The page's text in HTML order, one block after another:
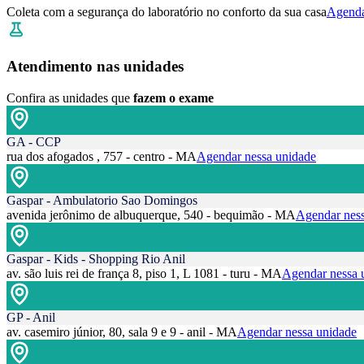
Coleta com a segurança do laboratório no conforto da sua casa
Atendimento nas unidades
Confira as unidades que fazem o exame
GA - CCP
rua dos afogados , 757 - centro - MAAgendar nessa unidade
Gaspar - Ambulatorio Sao Domingos
avenida jerônimo de albuquerque, 540 - bequimão - MAAgendar
Gaspar - Kids - Shopping Rio Anil
av. são luis rei de frança 8, piso 1, L 1081 - turu - MAAgendar nessa
GP - Anil
av. casemiro júnior, 80, sala 9 e 9 - anil - MAAgendar nessa unidade